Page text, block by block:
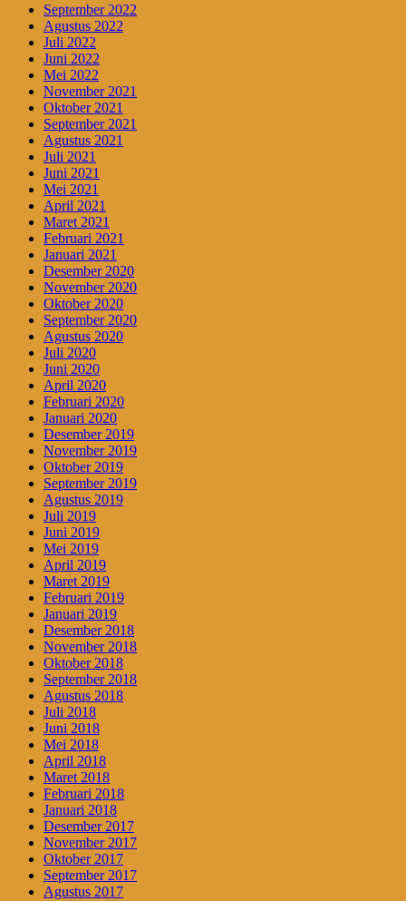
September 2022
Agustus 2022
Juli 2022
Juni 2022
Mei 2022
November 2021
Oktober 2021
September 2021
Agustus 2021
Juli 2021
Juni 2021
Mei 2021
April 2021
Maret 2021
Februari 2021
Januari 2021
Desember 2020
November 2020
Oktober 2020
September 2020
Agustus 2020
Juli 2020
Juni 2020
April 2020
Februari 2020
Januari 2020
Desember 2019
November 2019
Oktober 2019
September 2019
Agustus 2019
Juli 2019
Juni 2019
Mei 2019
April 2019
Maret 2019
Februari 2019
Januari 2019
Desember 2018
November 2018
Oktober 2018
September 2018
Agustus 2018
Juli 2018
Juni 2018
Mei 2018
April 2018
Maret 2018
Februari 2018
Januari 2018
Desember 2017
November 2017
Oktober 2017
September 2017
Agustus 2017